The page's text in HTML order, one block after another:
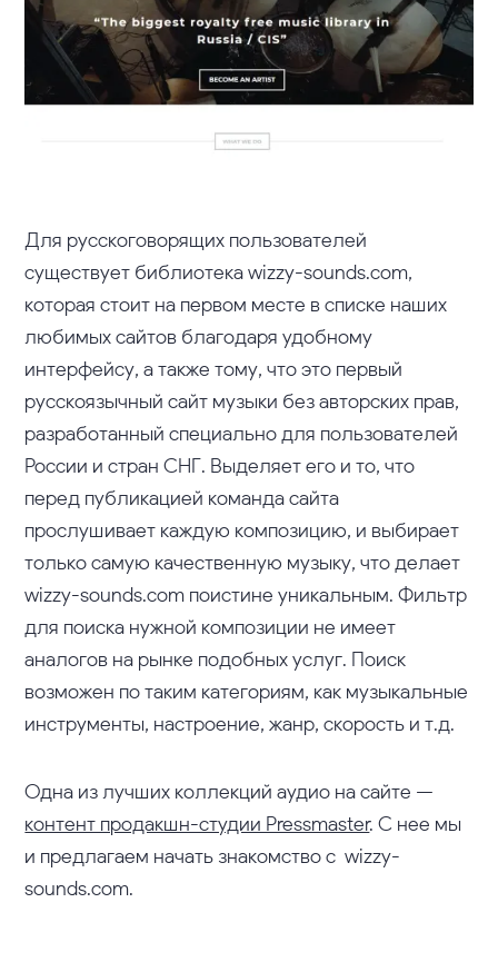
Для русскоговорящих пользователей
существует библиотека wizzy-sounds.com,
которая стоит на первом месте в списке наших
любимых сайтов благодаря удобному
интерфейсу, а также тому, что это первый
русскоязычный сайт музыки без авторских прав,
разработанный специально для пользователей
России и стран СНГ. Выделяет его и то, что
перед публикацией команда сайта
прослушивает каждую композицию, и выбирает
только самую качественную музыку, что делает
wizzy-sounds.com поистине уникальным. Фильтр
для поиска нужной композиции не имеет
аналогов на рынке подобных услуг. Поиск
возможен по таким категориям, как музыкальные
инструменты, настроение, жанр, скорость и т.д.
Одна из лучших коллекций аудио на сайте —
контент продакшн-студии Pressmaster. С нее мы
и предлагаем начать знакомство с wizzy-
sounds.com.